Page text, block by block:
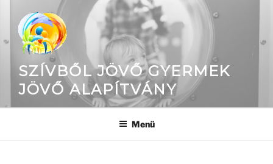
SZÍVBŐL JÖVŐ GYERMEK
JÖVŐ ALAPÍTVÁNY
Menü